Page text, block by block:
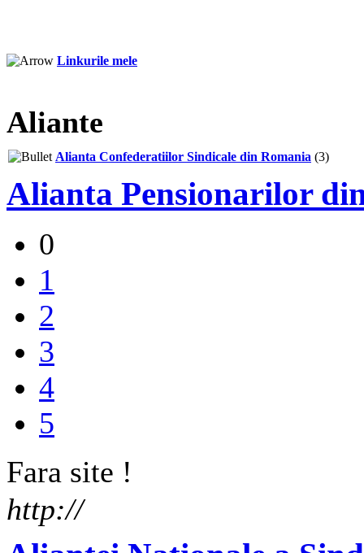
Linkurile mele
Aliante
Alianta Confederatiilor Sindicale din Romania (3)
Alianta Pensionarilor
0
1
2
3
4
5
Fara site !
http://